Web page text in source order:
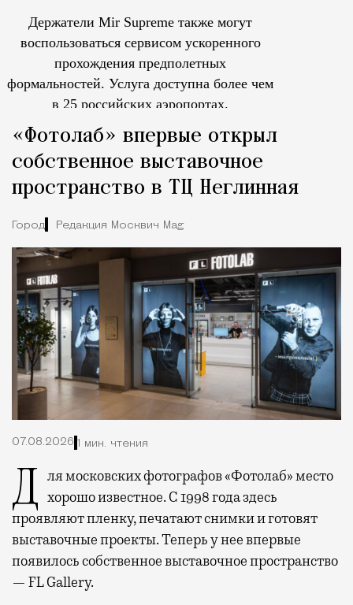
Держатели Mir Supreme также могут
воспользоваться сервисом ускоренного
прохождения предполетных
формальностей. Услуга доступна более чем
в 25 российских аэропортах.
«Фотолаб» впервые открыл
собственное выставочное
пространство в ТЦ Неглинная
Город Редакция Москвич Mag
07.08.2026 1 мин. чтения
Для московских фотографов «Фотолаб» место хорошо известное. С 1998 года здесь
проявляют пленку, печатают снимки и готовят
выставочные проекты. Теперь у нее впервые
появилось собственное выставочное пространство
— FL Gallery.